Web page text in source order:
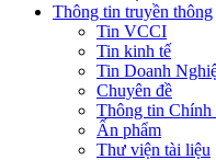
Thông tin truyền thông
Tin VCCI
Tin kinh tế
Tin Doanh
Chuyên đề
Thông tin Chính
Ấn phẩm
Thư viện tài liệu